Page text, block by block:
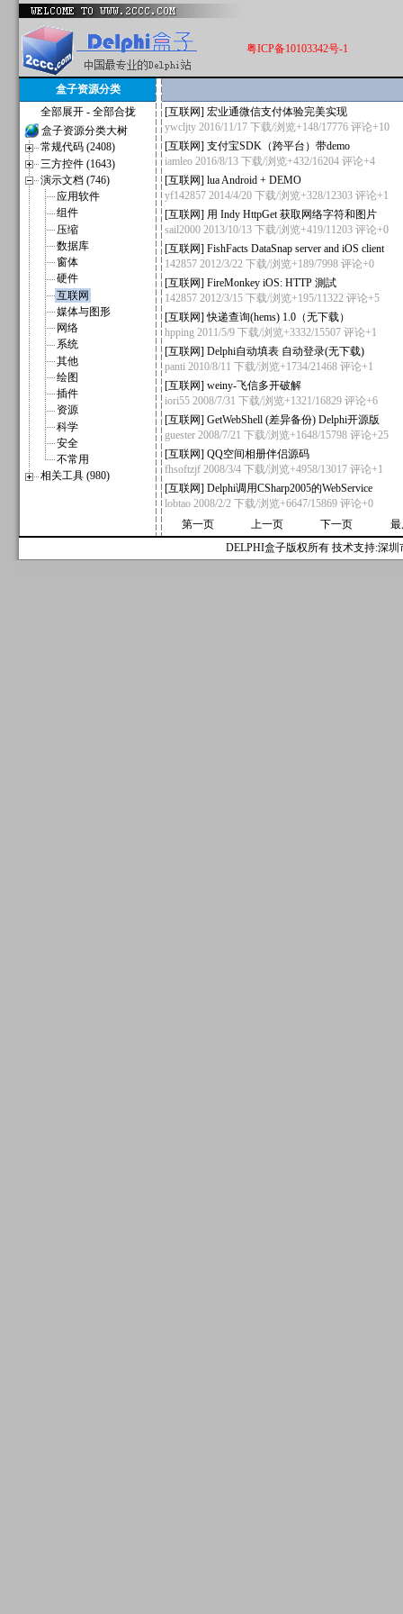
粤ICP备10103342号-1
盒子资源分类
全部展开- 全部合拢
盒子资源分类大树
常规代码 (2408)
三方控件 (1643)
演示文档 (746)
应用软件
组件
压缩
数据库
窗体
硬件
互联网
媒体与图形
网络
系统
其他
绘图
插件
资源
科学
安全
不常用
相关工具 (980)
[互联网] 宏业通微信支付体验完美实现
ywcljty 2016/11/17 下载/浏览+148/17776 评论+10
[互联网] 支付宝SDK（跨平台）带demo
iamleo 2016/8/13 下载/浏览+432/16204 评论+4
[互联网] lua Android + DEMO
yf142857 2014/4/20 下载/浏览+328/12303 评论+1
[互联网] 用 Indy HttpGet 获取网络字符和图片
sail2000 2013/10/13 下载/浏览+419/11203 评论+0
[互联网] FishFacts DataSnap server and iOS client
142857 2012/3/22 下载/浏览+189/7998 评论+0
[互联网] FireMonkey iOS: HTTP 測試
142857 2012/3/15 下载/浏览+195/11322 评论+5
[互联网]快递查询(hems) 1.0（无下载）
hpping 2011/5/9 下载/浏览+3332/15507 评论+1
[互联网] Delphi自动填表 自动登录(无下载)
panti 2010/8/11 下载/浏览+1734/21468 评论+1
[互联网] weiny-飞信多开破解
iori55 2008/7/31 下载/浏览+1321/16829 评论+6
[互联网] GetWebShell (差异备份) Delphi开源版
guester 2008/7/21 下载/浏览+1648/15798 评论+25
[互联网] QQ空间相册伴侣源码
fhsoftzjf 2008/3/4 下载/浏览+4958/13017 评论+1
[互联网] Delphi调用CSharp2005的WebService
lobtao 2008/2/2 下载/浏览+6647/15869 评论+0
第一页
上一页 下一页
DELPHI盒子版权所有 技术支持:深